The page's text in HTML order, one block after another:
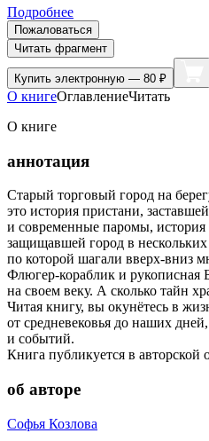
Подробнее
Пожаловаться
Читать фрагмент
Купить электронную — 80 ₽
О книгеОглавлениеЧитать
О книге
аннотация
Старый торговый город на
это история пристани,
и современные паромы,
защищавшей город в
по которой шагали вверх-вниз
Флюгер-кораблик и рукописная
на своем веку. А сколько тайн
Читая книгу, вы окунётесь в
от средневековья до наших
и событий.
Книга публикуется в
об авторе
Софья Козлова